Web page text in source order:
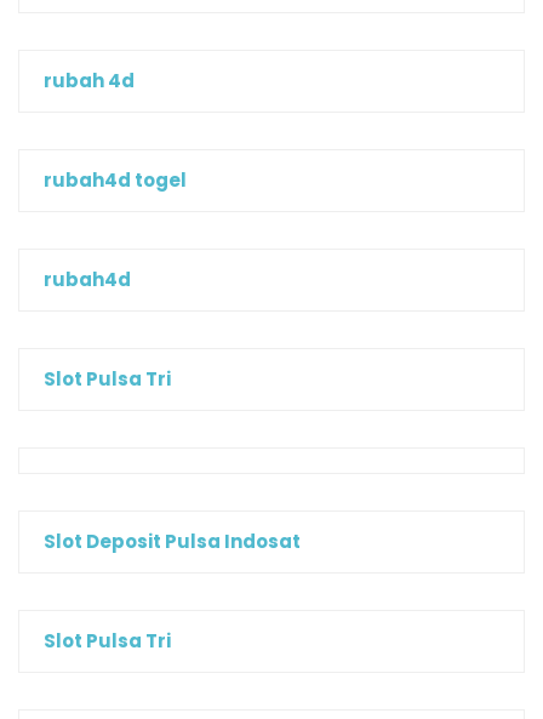
rubah 4d
rubah4d togel
rubah4d
Slot Pulsa Tri
Slot Deposit Pulsa Indosat
Slot Pulsa Tri